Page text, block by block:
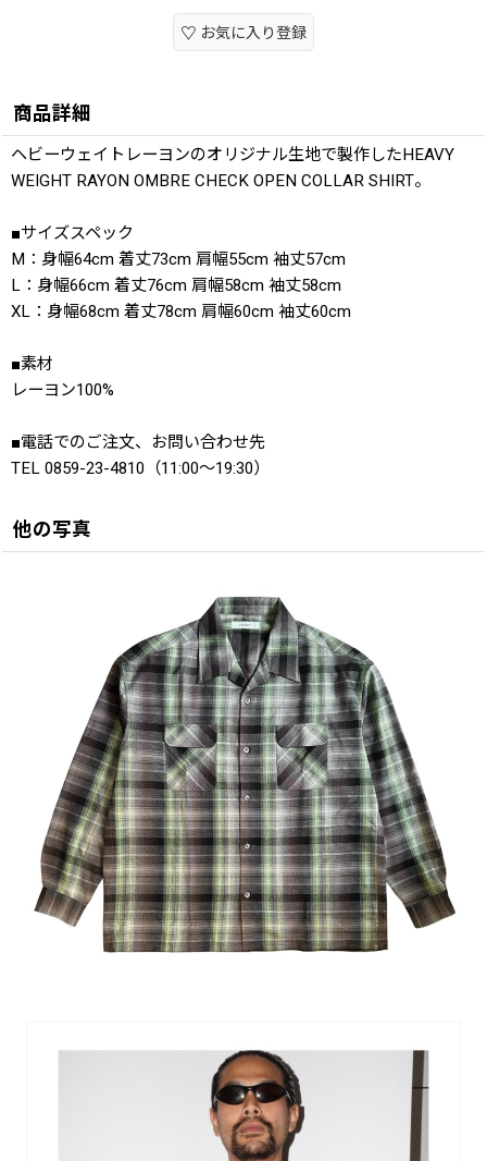
お気に入り登録
商品詳細
ヘビーウェイトレーヨンのオリジナル生地で製作したHEAVY
WEIGHT RAYON OMBRE CHECK OPEN COLLAR SHIRT。
■サイズスペック
M：身幅64cm 着丈73cm 肩幅55cm 袖丈57cm
L：身幅66cm 着丈76cm 肩幅58cm 袖丈58cm
XL：身幅68cm 着丈78cm 肩幅60cm 袖丈60cm
■素材
レーヨン100%
■電話でのご注文、お問い合わせ先
TEL 0859-23-4810（11:00〜19:30）
他の写真